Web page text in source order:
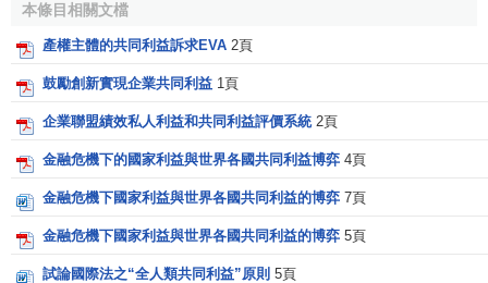
(3)階層利益，即人們基於相同的社會地位、
利益。
(4)階級利益。它是指在一定社會
與生產資料的關係不同而形成的大社會集團的利益。
(5)民族利益。民族利益是人們在歷史中形成的具有共同
語言、共同地域、共同經濟生活以及表現於共同
同心理素質的穩定的共同體的利益。
本條目相關文檔
產權主體的共同利益訴求EVA 2頁
鼓勵創新實現企業共同利益 1頁
企業聯盟績效私人利益和共同利益評價系統 2頁
金融危機下的國家利益與世界各國共同利益博弈 4頁
金融危機下國家利益與世界各國共同利益的博弈 7頁
金融危機下國家利益與世界各國共同利益的博弈 5頁
試論國際法之“全人類共同利益”原則 5頁